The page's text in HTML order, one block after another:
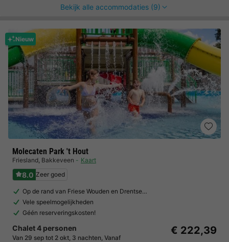
Bekijk alle accommodaties (9)
Nieuw
Molecaten Park 't Hout
Friesland, Bakkeveen Kaart
8.0 Zeer goed
Op de rand van Friese Wouden en Drentse…
Vele speelmogelijkheden
Géén reserveringskosten!
Chalet 4 personen
Van 29 sep tot 2 okt, 3 nachten, Vanaf
€ 222,39